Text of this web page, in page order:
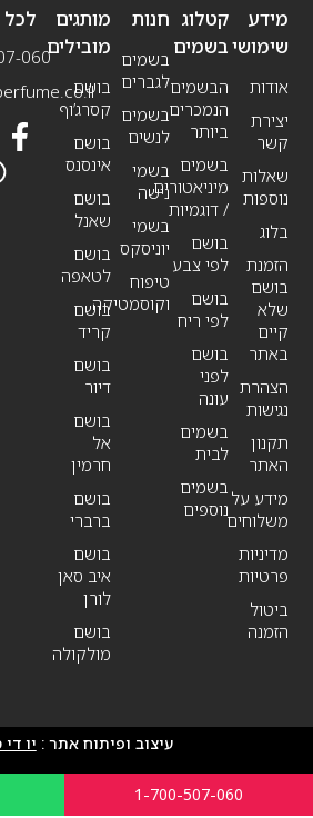
מידע
שימושי
אודות
יצירת
קשר
שאלות
נוספות
בלוג
הזמנת
בושם
שלא
קיים
באתר
הצהרת
נגישות
תקנון
האתר
מידע על
משלוחים
מדיניות
פרטיות
ביטול
הזמנה
חנות
בשמים
לגברים
בשמים
לנשים
בשמי
נישה
בשמי
יוניסקס
טיפוח
וקוסמטיקה
קטלוג
בשמים
הבשמים
הנמכרים
ביותר
בשמים
מיניאטורים
/ דוגמיות
בושם
לפי צבע
בושם
לפי ריח
בושם
לפני
עונה
בשמים
לבית
בשמים
נוספים
מותגים
מובילים
בושם
קסרג’וף
בושם
אינסנס
בושם
שאנל
בושם
לטאפה
בושם
קריד
בושם
דיור
בושם
אל
חרמין
בושם
ברברי
בושם
איב סאן
לורן
בושם
מולקולה
060
עיצוב ופיתוח אתר : יו די
1-700-507-060